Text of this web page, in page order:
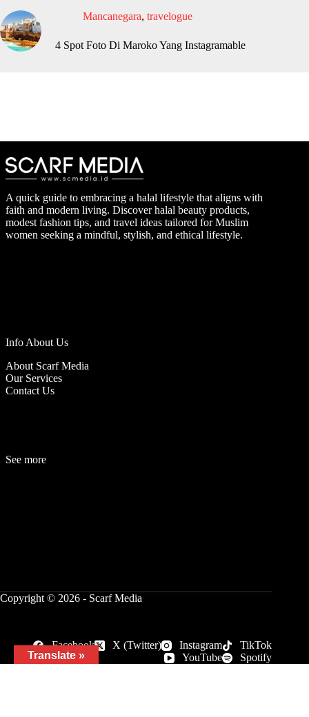
Mancanegara, travelogue
4 Spot Foto Di Maroko Yang Instagramable
A quick guide to embracing a halal lifestyle that aligns with
faith and modern living. Discover halal beauty products,
modest fashion tips, and travel ideas tailored for Muslim
women seeking a mindful, stylish, and ethical lifestyle.
Info About Us
About Scarf Media
Our Services
Contact Us
See more
Copyright © 2026 - Scarf Media
Facebook X (Twitter) Instagram
TikTok
YouTube
Spotify
Translate »